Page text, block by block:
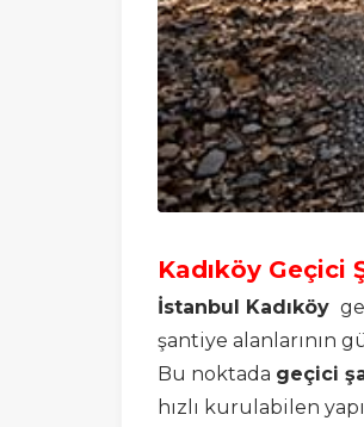
Kadıköy Geçici
İstanbul Kadıköy
şantiye alanlarının
Bu noktada geçici
hızlı kurulabilen